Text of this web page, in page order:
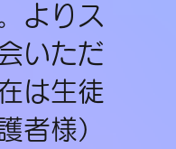
よりス
いただ
は生徒
者様）